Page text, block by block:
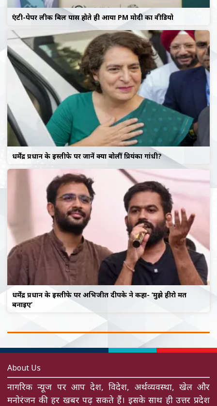
एंटी-पेपर लीक बिल पास होते ही आया PM मोदी का वीडियो
धर्मेंद्र प्रधान के इस्तीफे पर जानें क्या बोलीं प्रियंका गांधी?
धर्मेंद्र प्रधान के इस्तीफे पर अभिजीत दीपके ने कहा- ‘मुझे हीरो मत
बनाइए’
About Us
नागरिक न्यूज पर आप देश, विदेश, अर्थव्यवस्था, खेल और
मनोरंजन की हर खबर पढ़ सकते हैं। इसके साथ ही उत्तर प्रदेश